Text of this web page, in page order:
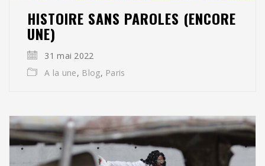
HISTOIRE SANS PAROLES (ENCORE
UNE)
31 mai 2022
A la une, Blog, Paris